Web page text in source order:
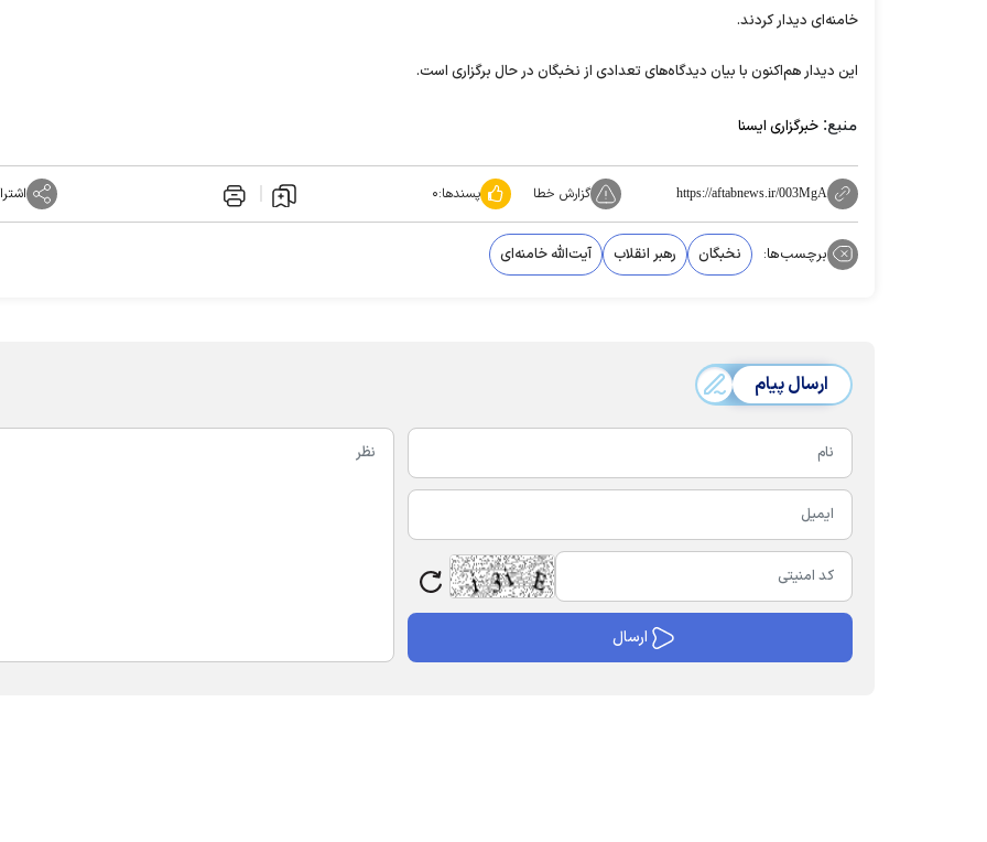
خامنه‌ای دیدار کردند.
این دیدار هم‌اکنون با بیان دیدگاه‌های تعدادی از نخبگان در حال برگزاری است.
منبع: خبرگزاری ایسنا
https://aftabnews.ir/003MgA گزارش خطا پسندها:۰
برچسب‌ها: نخبگان رهبر انقلاب آیت‌الله خامنه‌ای
ارسال پیام